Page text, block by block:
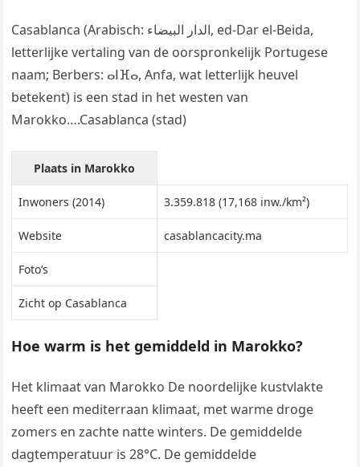
Casablanca (Arabisch: الدار البيضاء, ed-Dar el-Beida,
letterlijke vertaling van de oorspronkelijk Portugese
naam; Berbers: ⴰⵏⴼⴰ, Anfa, wat letterlijk heuvel
betekent) is een stad in het westen van
Marokko….Casablanca (stad)
Plaats in Marokko
Inwoners (2014) 3.359.818 (17,168 inw./km²)
Website casablancacity.ma
Foto’s
Zicht op Casablanca
Hoe warm is het gemiddeld in Marokko?
Het klimaat van Marokko De noordelijke kustvlakte
heeft een mediterraan klimaat, met warme droge
zomers en zachte natte winters. De gemiddelde
dagtemperatuur is 28°C. De gemiddelde